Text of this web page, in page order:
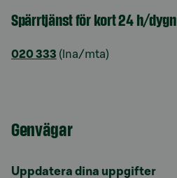
Spärrtjänst för kort 24 h/dygn
020 333 (lna/mta)
Genvägar
Uppdatera dina uppgifter